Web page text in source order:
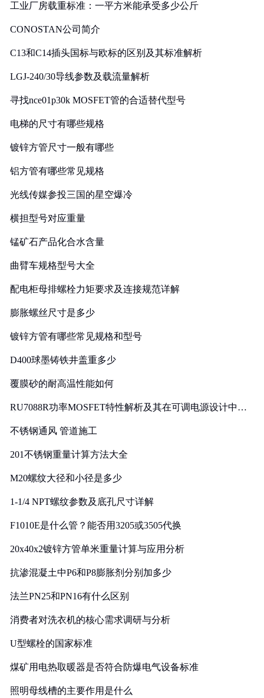
工业厂房载重标准：一平方米能承受多少公斤
CONOSTAN公司简介
C13和C14插头国标与欧标的区别及其标准解析
LGJ-240/30导线参数及载流量解析
寻找nce01p30k MOSFET管的合适替代型号
电梯的尺寸有哪些规格
镀锌方管尺寸一般有哪些
铝方管有哪些常见规格
光线传媒参投三国的星空爆冷
横担型号对应重量
锰矿石产品化合水含量
曲臂车规格型号大全
配电柜母排螺栓力矩要求及连接规范详解
膨胀螺丝尺寸是多少
镀锌方管有哪些常见规格和型号
D400球墨铸铁井盖重多少
覆膜砂的耐高温性能如何
RU7088R功率MOSFET特性解析及其在可调电源设计中的
不锈钢通风 管道施工
201不锈钢重量计算方法大全
M20螺纹大径和小径是多少
1-1/4 NPT螺纹参数及底孔尺寸详解
F1010E是什么管？能否用3205或3505代换
20x40x2镀锌方管单米重量计算与应用分析
抗渗混凝土中P6和P8膨胀剂分别加多少
法兰PN25和PN16有什么区别
消费者对洗衣机的核心需求调研与分析
U型螺栓的国家标准
煤矿用电热取暖器是否符合防爆电气设备标准
照明母线槽的主要作用是什么